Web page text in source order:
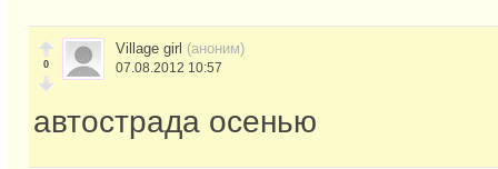
0
Village girl (аноним)
07.08.2012 10:57
автострада осенью